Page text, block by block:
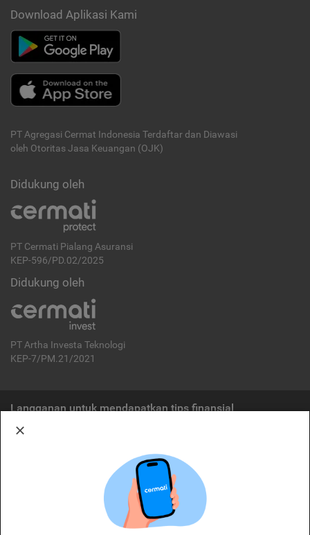
Download Aplikasi Kami
PT Agregasi Cermat Indonesia Terdaftar dan Diawasi
oleh Otoritas Jasa Keuangan (OJK)
Didukung oleh
PT Cermati Pialang Asuransi
KEP-596/PD.02/2025
Didukung oleh
PT Artha Investa Teknologi
KEP-7/PM.21/2021
Langganan untuk mendapatkan tips finansial
Cermati merupakan penyelenggara agregasi jasa keuangan yang terdaftar di
OJK. Oleh karena itu, produk dan/atau layanan jasa keuangan yang
ditawarkan bukan merupakan produk dan/atau layanan jasa keuangan yang
diterbitkan oleh Cermati dan Cermati tidak bertanggung jawab atas tuntutan